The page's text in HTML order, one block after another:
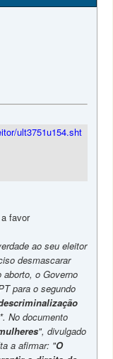
ult3751u154.sht
favor
ao seu eleitor
desmascarar
o Governo
para o segundo
No documento
", divulgado
a afirmar: "O